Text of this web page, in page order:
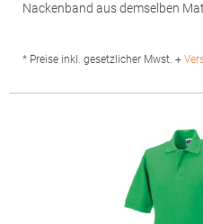
Nackenband aus demselben Material Seitennähte
100% Baumwolle (Heather
Viskose)Angaben zur
* Preise inkl. gesetzlicher Mwst. +